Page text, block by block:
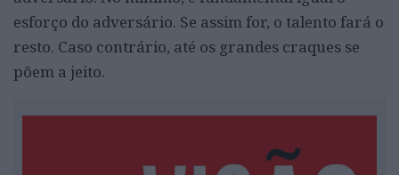
esforço do adversário. Se assim for, o talento fará o
resto. Caso contrário, até os grandes craques se
põem a jeito.